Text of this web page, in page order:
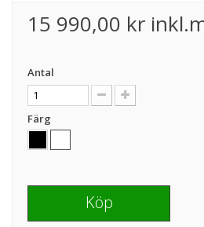
15 990,00 kr
Antal
Färg
Köp